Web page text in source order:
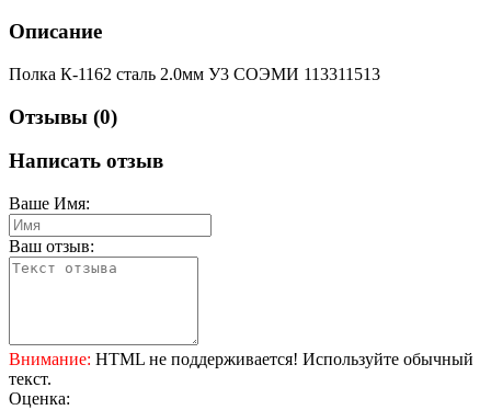
Описание
Полка К-1162 сталь 2.0мм У3 СОЭМИ 113311513
Отзывы (0)
Написать отзыв
Ваше Имя:
Ваш отзыв:
Внимание: HTML не поддерживается! Используйте обычный
текст.
Оценка: